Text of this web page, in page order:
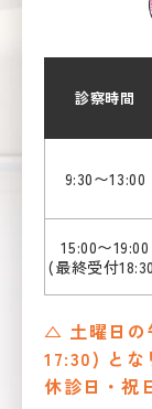
診察時間
9:30〜13:00
15:00〜19:00
(最終受付
△ 土曜日の
17:30) とな
休診日・祝